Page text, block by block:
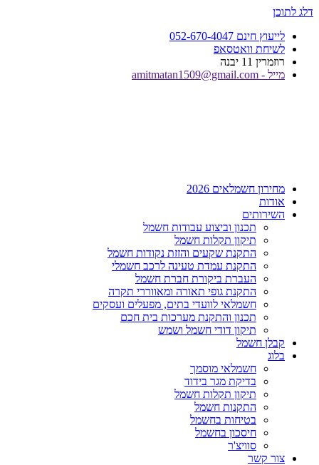
דלג לתוכן
לייעוץ חינם 052-670-4047
לשיחת וואטסאפ
רוזמרין 11 יבנה
מייל - amitmatan1509@gmail.com
מחירון חשמלאים 2026
אודות
השירותים
תכנון וביצוע עבודות חשמל
תיקון תקלות חשמל
התקנת שקעים והזזת נקודות חשמל
התקנת עמדת טעינה לרכב חשמלי
העברת ביקורת חברת חשמל
התקנת גופי תאורה ומאווררי תקרה
חשמלאי לוועדי בתים, מפעלים ועסקים
תכנון והתקנת מערכות בית חכם
תיקון דודי חשמל ושמש
קבלן חשמל
בלוג
חשמלאי מוסמך
בדיקת מגר בידוד
תיקון תקלות חשמל
התקנות חשמל
בטיחות בחשמל
חיסכון בחשמל
סוויצ'ר
צור קשר